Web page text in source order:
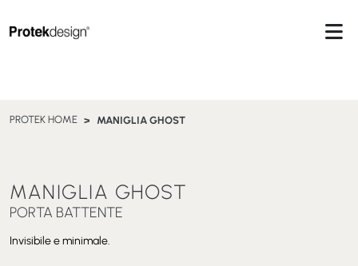
PROTEK HOME MANIGLIA GHOST
MANIGLIA GHOST
PORTA BATTENTE
Invisibile e minimale.